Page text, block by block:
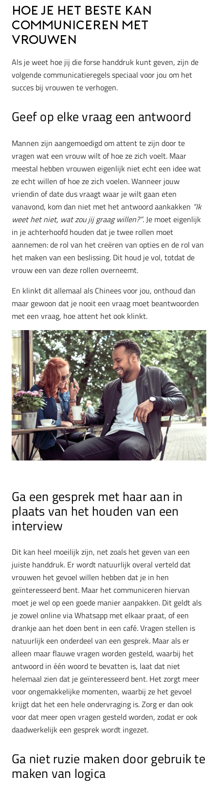
Hoe je het beste kan
communiceren met
vrouwen
Als je weet hoe jij die forse handdruk kunt geven, zijn de
volgende communicatieregels speciaal voor jou om het
succes bij vrouwen te verhogen.
Geef op elke vraag een antwoord
Mannen zijn aangemoedigd om attent te zijn door te
vragen wat een vrouw wilt of hoe ze zich voelt. Maar
meestal hebben vrouwen eigenlijk niet echt een idee wat
ze echt willen of hoe ze zich voelen. Wanneer jouw
vriendin of date dus vraagt waar je wilt gaan eten
vanavond, kom dan niet met het antwoord aankakken “Ik
weet het niet, wat zou jij graag willen?”. Je moet eigenlijk
in je achterhoofd houden dat je twee rollen moet
aannemen: de rol van het creëren van opties en de rol van
het maken van een beslissing. Dit houd je vol, totdat de
vrouw een van deze rollen overneemt.
En klinkt dit allemaal als Chinees voor jou, onthoud dan
maar gewoon dat je nooit een vraag moet beantwoorden
met een vraag, hoe attent het ook klinkt.
Ga een gesprek met haar aan in
plaats van het houden van een
interview
Dit kan heel moeilijk zijn, net zoals het geven van een
juiste handdruk. Er wordt natuurlijk overal verteld dat
vrouwen het gevoel willen hebben dat je in hen
geïnteresseerd bent. Maar het communiceren hiervan
moet je wel op een goede manier aanpakken. Dit geldt als
je zowel online via Whatsapp met elkaar praat, of een
drankje aan het doen bent in een café. Vragen stellen is
natuurlijk een onderdeel van een gesprek. Maar als er
alleen maar flauwe vragen worden gesteld, waarbij het
antwoord in één woord te bevatten is, laat dat niet
helemaal zien dat je geïnteresseerd bent. Het zorgt meer
voor ongemakkelijke momenten, waarbij ze het gevoel
krijgt dat het een hele ondervraging is. Zorg er dan ook
voor dat meer open vragen gesteld worden, zodat er ook
daadwerkelijk een gesprek wordt ingezet.
Ga niet ruzie maken door gebruik te
maken van logica